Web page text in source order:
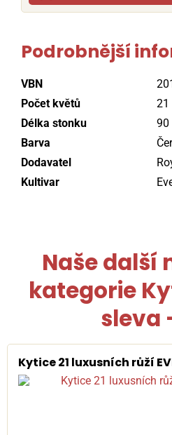
Podrobnější
VBN
Počet květů
21
Délka stonku
90
Barva
Dodavatel
Kultivar
Naše další
kategorie
sleva
Kytice 21 luxusních růží